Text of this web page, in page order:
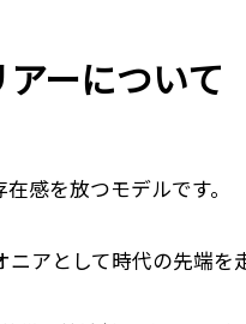
ーについて
感を放つモデルです。
アとして時代の先端を